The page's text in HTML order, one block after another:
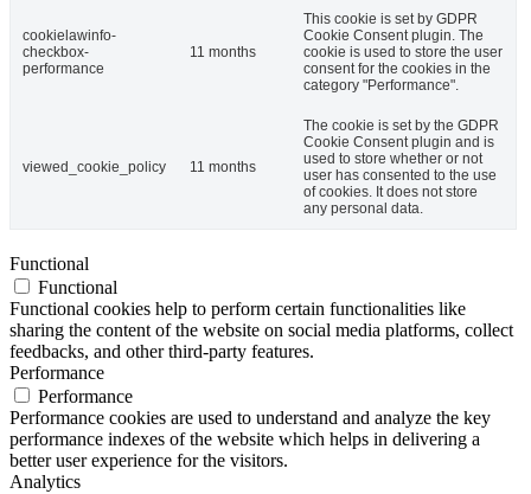
cookielawinfo-
checkbox-
performance
11 months
This cookie is set by GDPR
Cookie Consent plugin. The
cookie is used to store the user
consent for the cookies in the
category "Performance".
viewed_cookie_policy 11 months
The cookie is set by the GDPR
Cookie Consent plugin and is
used to store whether or not
user has consented to the use
of cookies. It does not store
any personal data.
Functional
Functional
Functional cookies help to perform certain functionalities like
sharing the content of the website on social media platforms, collect
feedbacks, and other third-party features.
Performance
Performance
Performance cookies are used to understand and analyze the key
performance indexes of the website which helps in delivering a
better user experience for the visitors.
Analytics